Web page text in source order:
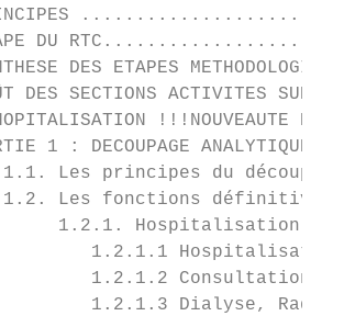
DU
DES ETAPES
DES SECTIONS ACTIVITES
!!!NOUVEAUTE
1 : DECOUPAGE ANALYTIQUE
Les principes du
Les fonctions
1.2.1. Hospitalisation
1.2.1.1
1.2.1.2 Consultations
1.2.1.3 Dialyse,